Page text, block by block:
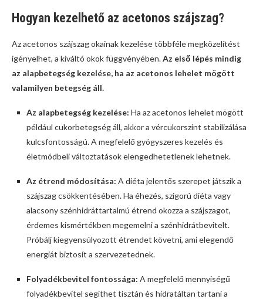
Hogyan kezelhető az acetonos szájszag?
Az acetonos szájszag okainak kezelése többféle megközelítést
igényelhet, a kiváltó okok függvényében.Az első lépés mindig
az alapbetegség kezelése, ha az acetonos lehelet mögött
valamilyen betegség áll.
Az alapbetegség kezelése: Ha az acetonos lehelet mögött
például cukorbetegség áll, akkor a vércukorszint stabilizálása
kulcsfontosságú. A megfelelő gyógyszeres kezelés és
életmódbeli változtatások elengedhetetlenek lehetnek.
Az étrend módosítása: A diéta jelentős szerepet játszik a
szájszag csökkentésében. Ha éhezés, szigorú diéta vagy
alacsony szénhidráttartalmú étrend okozza a szájszagot,
érdemes kismértékben megemelni a szénhidrátbevitelt.
Próbálj kiegyensúlyozott étrendet követni, ami elegendő
energiát biztosít a szervezetednek.
Folyadékbevitel fontossága: A megfelelő mennyiségű
folyadékbevitel segíthet tisztán és hidratáltan tartani a